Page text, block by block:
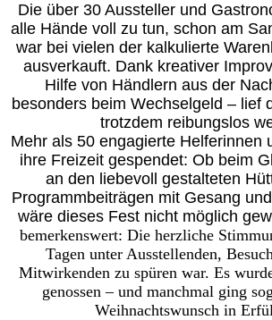
Die über 30 Aussteller und
alle Hände voll zu tun, schon am
war bei vielen der kalkulierte
ausverkauft. Dank kreativer
Hilfe von Händlern aus der
besonders beim Wechselgeld – lief
trotzdem reibungslos
Mehr als 50 engagierte Helferinnen
ihre Freizeit gespendet: Ob beim
an den liebevoll gestalteten
Programmbeiträgen mit Gesang
wäre dieses Fest nicht möglich
bemerkenswert: Die herzliche
Tagen unter Ausstellenden,
Mitwirkenden zu spüren war. Es
genossen – und manchmal ging
Weihnachtswunsch in